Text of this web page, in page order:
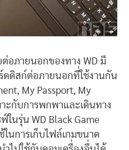
อภายนอกของทาง WD มี
ดดิสก์ต่อภายนอกที่ใช้งานกัน
My Passport, My
ะกับการพกพาและเดินทาง
ในรุ่น WD Black Game
นการเก็บไฟล์เกมขนาด